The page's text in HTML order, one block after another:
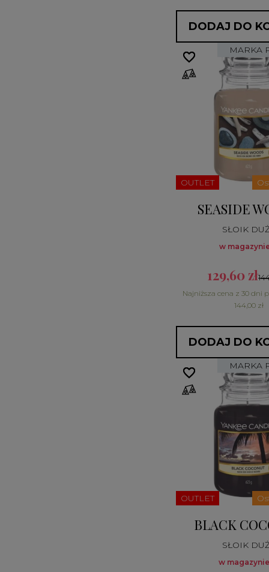
DODAJ DO
MARKA
OUTLET
SEASIDE
SŁOIK
w
129,60 zł
Najniższa cena z 30 dni
144,00 zł
DODAJ DO
favorite_border
favorite_border
MARKA
OUTLET
BLACK
SŁOIK
w magazynie:
favorite_border
favorite_border